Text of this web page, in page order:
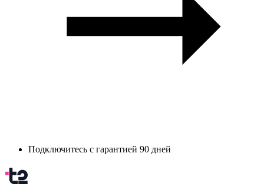
Подключитесь с гарантией 90 дней